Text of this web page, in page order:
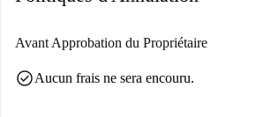
accessibles à pied depuis votre nouveau logement.
Avant Approbation du Propriétaire
check_circleAucun frais ne sera encouru.